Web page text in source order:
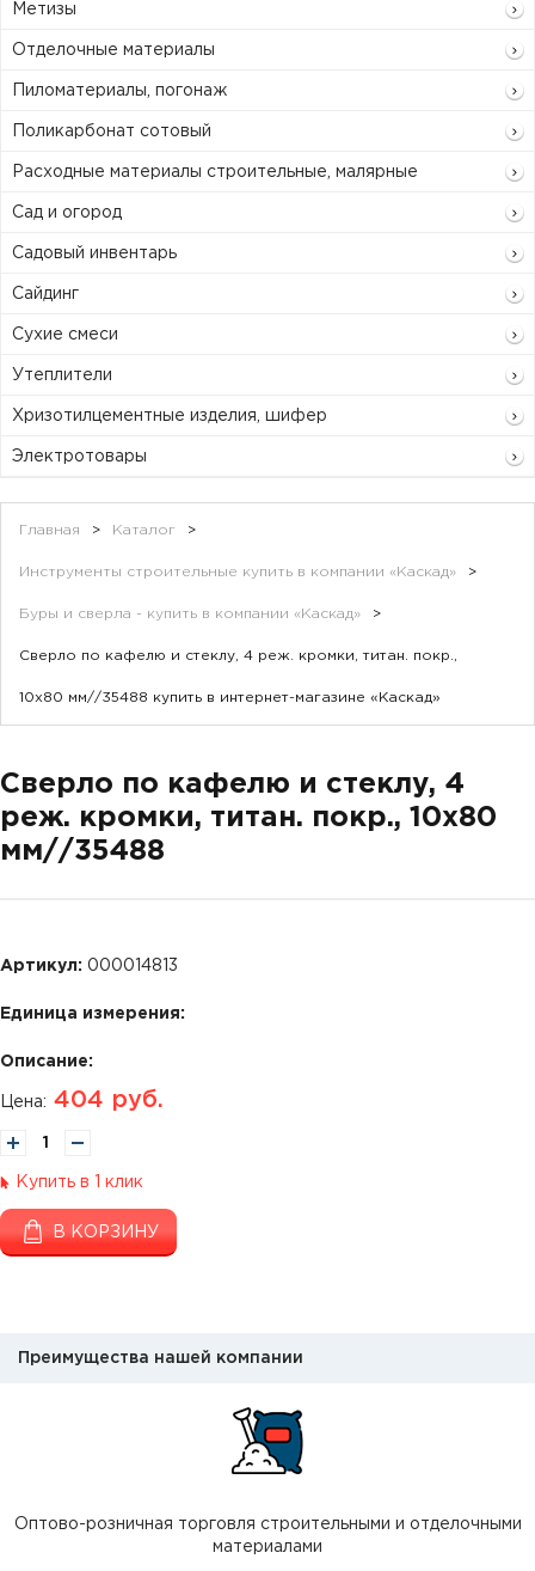
Метизы
Отделочные материалы
Пиломатериалы, погонаж
Поликарбонат сотовый
Расходные материалы строительные, малярные
Сад и огород
Садовый инвентарь
Сайдинг
Сухие смеси
Утеплители
Хризотилцементные изделия, шифер
Электротовары
Главная > Каталог >
Инструменты строительные купить в компании «Каскад» >
Буры и сверла - купить в компании «Каскад» >
Сверло по кафелю и стеклу, 4 реж. кромки, титан. покр.,
10х80 мм//35488 купить в интернет-магазине «Каскад»
Сверло по кафелю и стеклу, 4
реж. кромки, титан. покр., 10х80
мм//35488
Артикул: 000014813
Единица измерения:
Описание:
Цена: 404 руб.
Купить в 1 клик
В КОРЗИНУ
Преимущества нашей компании
Оптово-розничная торговля строительными и отделочными
материалами